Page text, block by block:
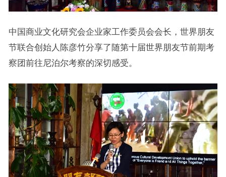
中国商业文化研究会企业家工作委员会会长，世界朋友
节联合创始人陈彦竹分享了随第十届世界朋友节前期考
察团前往尼泊尔考察的深切感受。